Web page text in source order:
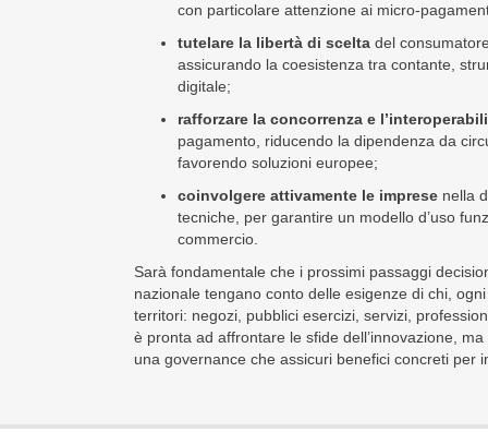
con particolare attenzione ai micro-
tutelare la libertà di scelta del
assicurando la coesistenza tra contante,
digitale;
rafforzare la concorrenza e
pagamento, riducendo la dipendenza da
favorendo soluzioni europee;
coinvolgere attivamente le imprese nella
tecniche, per garantire un modello d’uso
commercio.
Sarà fondamentale che i prossimi passaggi
nazionale tengano conto delle esigenze di chi,
territori: negozi, pubblici esercizi, servizi,
è pronta ad affrontare le sfide dell’innovazione,
una governance che assicuri benefici concreti per